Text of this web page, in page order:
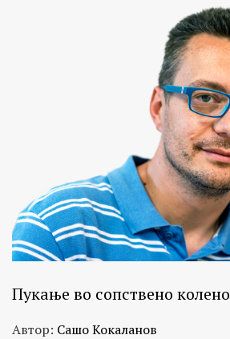
Пукање во сопствено колено
Автор: Сашо Кокаланов